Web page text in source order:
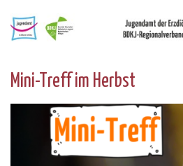
Mini-Treff im Herbst